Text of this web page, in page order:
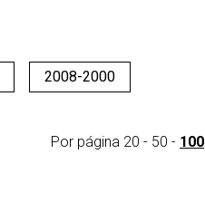
2008-2000
Por página 20 - 50 - 100